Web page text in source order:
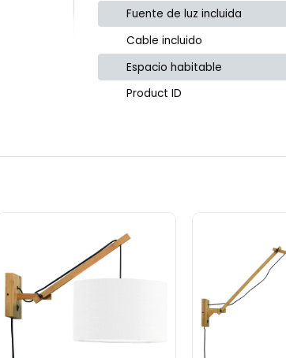
Fuente de luz incluida
Cable incluido
Espacio habitable
Product ID